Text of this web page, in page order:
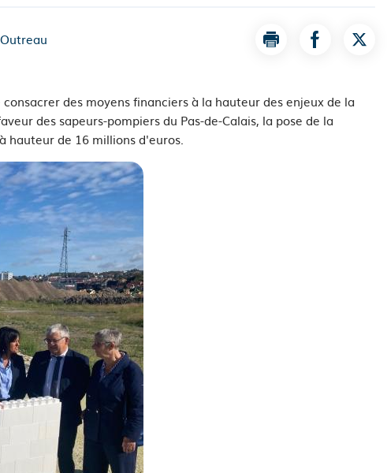
Imprimer la page
Partager la
des moyens financiers à la hauteur des enjeux de la
des sapeurs-pompiers du Pas-de-Calais, la pose de la
hauteur de 16 millions d'euros.